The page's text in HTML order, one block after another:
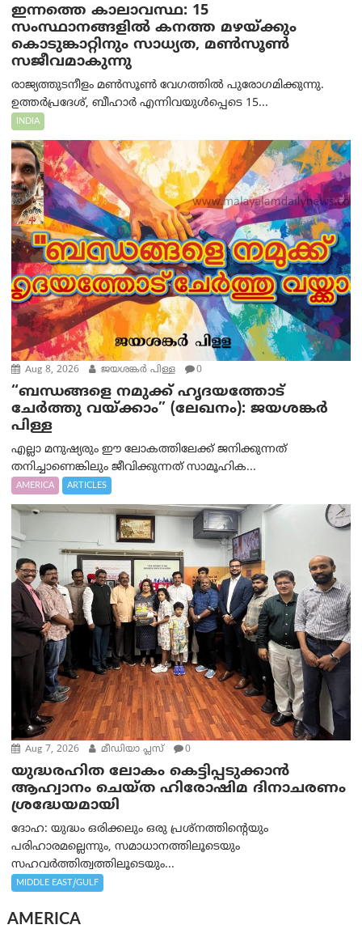
ഇന്നത്തെ കാലാവസ്ഥ: 15
സംസ്ഥാനങ്ങളിൽ കനത്ത മഴയ്ക്കും
കൊടുങ്കാറ്റിനും സാധ്യത, മൺസൂൺ
സജീവമാകുന്നു
രാജ്യത്തുടനീളം മൺസൂൺ വേഗത്തിൽ പുരോഗമിക്കുന്നു.
ഉത്തർപ്രദേശ്, ബീഹാർ എന്നിവയുൾപ്പെടെ 15...
INDIA
Aug 8, 2026 ജയശങ്കര്‍ പിള്ള 0
“ബന്ധങ്ങളെ നമുക്ക് ഹൃദയത്തോട്
ചേർത്തു വയ്ക്കാം” (ലേഖനം): ജയശങ്കര്‍
പിള്ള
എല്ലാ മനുഷ്യരും ഈ ലോകത്തിലേക്ക് ജനിക്കുന്നത്
തനിച്ചാണെങ്കിലും ജീവിക്കുന്നത് സാമൂഹിക...
AMERICA ARTICLES
Aug 7, 2026 മീഡിയാ പ്ലസ് 0
യുദ്ധരഹിത ലോകം കെട്ടിപ്പടുക്കാന്‍
ആഹ്വാനം ചെയ്ത ഹിരോഷിമ ദിനാചരണം
ശ്രദ്ധേയമായി
ദോഹ: യുദ്ധം ഒരിക്കലും ഒരു പ്രശ്‌നത്തിന്റെയും
പരിഹാരമല്ലെന്നും, സമാധാനത്തിലൂടെയും
സഹവര്‍ത്തിത്വത്തിലൂടെയും...
MIDDLE EAST/GULF
AMERICA